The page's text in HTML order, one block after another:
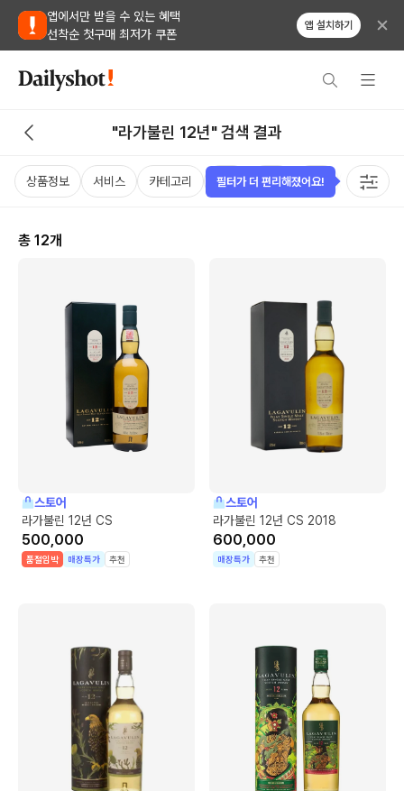
앱에서만 받을 수 있는 혜택
선착순 첫구매 최저가 쿠폰
앱 설치하기
"라가불린 12년" 검색 결과
상품정보 서비스 카테고리 가격 국가 용량 태그
총 12개
스토어
라가불린 12년 CS
500,000
품절임박 매장특가 추천
스토어
라가불린 12년 CS 2018
600,000
매장특가 추천
필터가 더 편리해졌어요!